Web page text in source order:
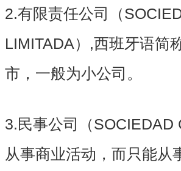
2.有限责任公司（
LIMITADA）,西班牙语简
市，一般为小公司。
3.民事公司（SOCIEDAD
从事商业活动，而只能从